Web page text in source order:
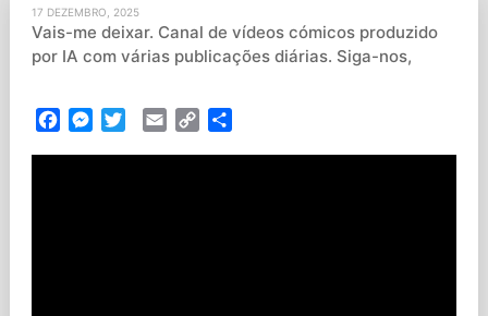
17 DEZEMBRO, 2025
Vais-me deixar. Canal de vídeos cómicos produzido
por IA com várias publicações diárias. Siga-nos,
FacebookMessenger
TwitterEmail Copy